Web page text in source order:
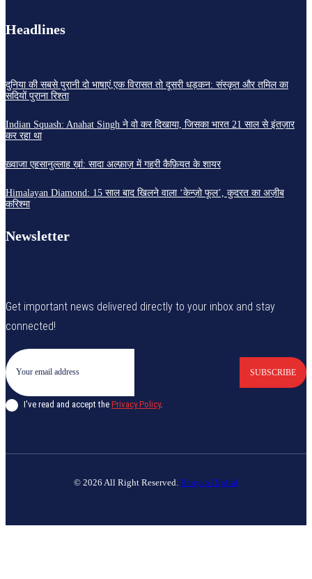
Headlines
दुनिया की सबसे पुरानी दो भाषाएं,एक विरासत तो दूसरी धड़कन: संस्कृत और तमिल का
सदियों पुराना रिश्ता
Indian Squash: Anahat Singh ने वो कर दिखाया, जिसका भारत 21 साल से इंतज़ार
कर रहा था
ख़्वाजा एहसानुल्लाह ख़ां: सादा अल्फ़ाज़ में गहरी कैफ़ियत के शायर
Himalayan Diamond: 15 साल बाद खिलने वाला ‘केन्ज़ो फूल’, कुदरत का अज़ीब
करिश्मा
Newsletter
Get important news delivered directly to your inbox and stay
connected!
SUBSCRIBE
I've read and accept the Privacy Policy.
© 2026 All Right Reserved. Banyan Digital